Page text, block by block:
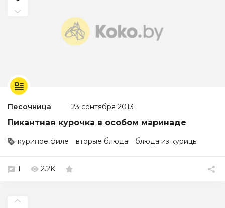
Песочница 23 сентября 2013
Пикантная курочка в особом маринаде
куриное филе вторые блюда блюда из курицы
1 2.2K